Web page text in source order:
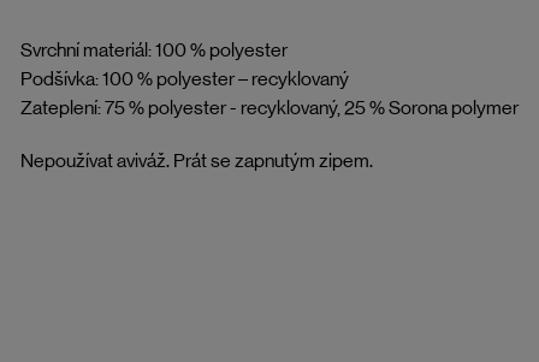
Svrchní materiál: 100 % polyester
Podšívka: 100 % polyester – recyklovaný
Zateplení: 75 % polyester - recyklovaný, 25 % Sorona polymer
Nepoužívat aviváž. Prát se zapnutým zipem.